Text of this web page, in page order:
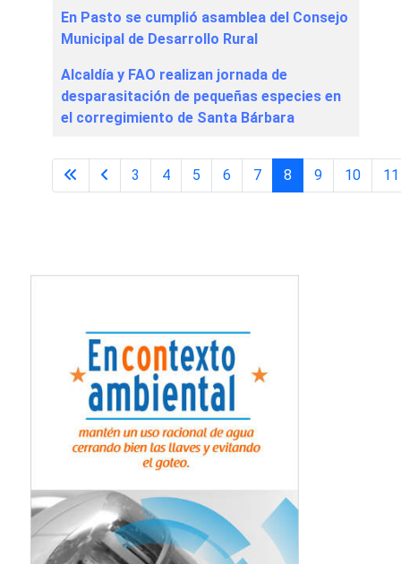
En Pasto se cumplió asamblea del Consejo
Municipal de Desarrollo Rural
Alcaldía y FAO realizan jornada de
desparasitación de pequeñas especies en
el corregimiento de Santa Bárbara
Página 8 de 16
3 4 5 6 7 8 9 10 11